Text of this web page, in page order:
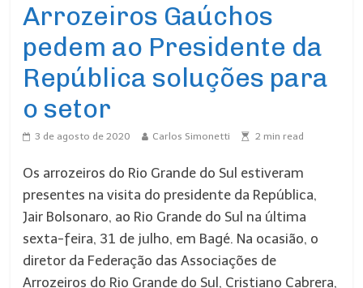
Arrozeiros Gaúchos
pedem ao Presidente da
República soluções para
o setor
3 de agosto de 2020 Carlos Simonetti 2 min read
Os arrozeiros do Rio Grande do Sul estiveram
presentes na visita do presidente da República,
Jair Bolsonaro, ao Rio Grande do Sul na última
sexta-feira, 31 de julho, em Bagé. Na ocasião, o
diretor da Federação das Associações de
Arrozeiros do Rio Grande do Sul, Cristiano Cabrera,